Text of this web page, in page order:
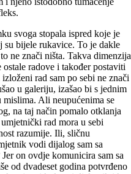
svoga stopala ispred koje je
su bijele rukavice. To je dakle
ne znači ništa. Takva dimenzija
radove i također postaviti
rad sam po sebi ne znači
u galeriju, izašao bi s jednim
Ali neupućenima se
na taj način pomalo otklanja
rad mora u sebi
razumije. Ili, sličnu
vodi dijalog sam sa
on ovdje komunicira sam sa
od dvadeset godina potvrđeno